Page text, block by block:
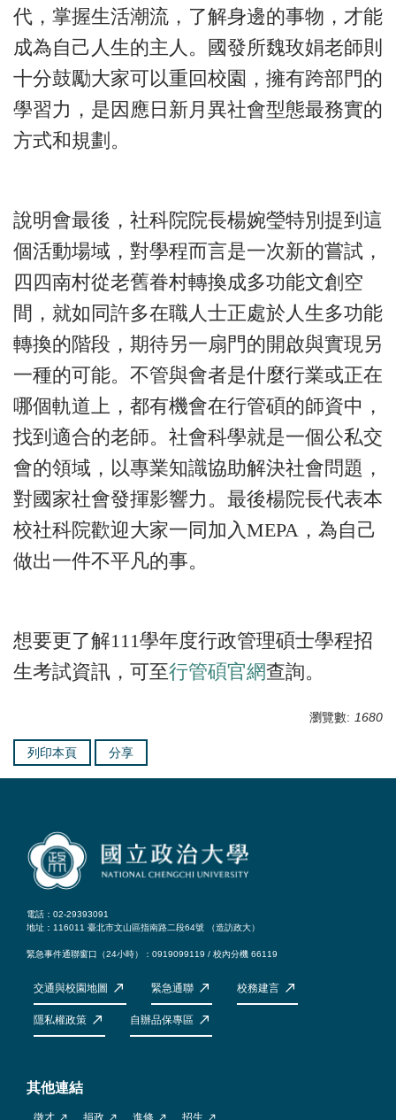
代，掌握生活潮流，了解身邊的事物，才能
成為自己人生的主人。國發所魏玫娟老師則
十分鼓勵大家可以重回校園，擁有跨部門的
學習力，是因應日新月異社會型態最務實的
方式和規劃。
說明會最後，社科院院長楊婉瑩特別提到這
個活動場域，對學程而言是一次新的嘗試，
四四南村從老舊眷村轉換成多功能文創空
間，就如同許多在職人士正處於人生多功能
轉換的階段，期待另一扇門的開啟與實現另
一種的可能。不管與會者是什麼行業或正在
哪個軌道上，都有機會在行管碩的師資中，
找到適合的老師。社會科學就是一個公私交
會的領域，以專業知識協助解決社會問題，
對國家社會發揮影響力。最後楊院長代表本
校社科院歡迎大家一同加入MEPA，為自己
做出一件不平凡的事。
想要更了解111學年度行政管理碩士學程招
生考試資訊，可至行管碩官網查詢。
瀏覽數: 1680
列印本頁 分享
電話：02-29393091
地址：116011 臺北市文山區指南路二段64號 （造訪政大）
緊急事件通聯窗口（24小時）：0919099119 / 校內分機 66119
交通與校園地圖 緊急通聯 校務建言
隱私權政策 自辦品保專區
其他連結
徵才 捐政 進修 招生